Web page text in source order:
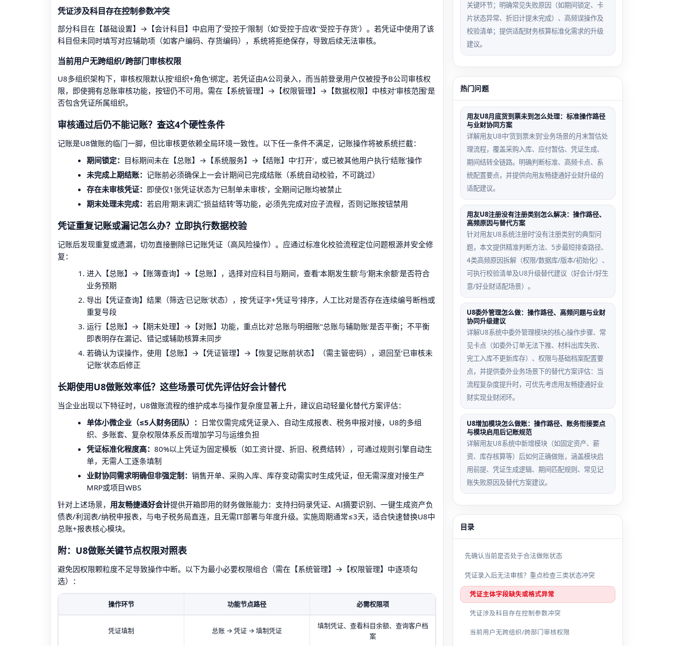
凭证涉及科目存在控制参数冲突
部分科目在【基础设置】→【会计科目】中启用了‘受控于’限制（如‘受控于应收’‘受控于存货’）。若凭证中使用了该
科目但未同时填写对应辅助项（如客户编码、存货编码），系统将拒绝保存，导致后续无法审核。
当前用户无跨组织/跨部门审核权限
U8多组织架构下，审核权限默认按‘组织+角色’绑定。若凭证由A公司录入，而当前登录用户仅被授予B公司审核权
限，即使拥有总账审核功能，按钮仍不可用。需在【系统管理】→【权限管理】→【数据权限】中核对‘审核范围’是
否包含凭证所属组织。
审核通过后仍不能记账？查这4个硬性条件
记账是U8做账的临门一脚，但比审核更依赖全局环境一致性。以下任一条件不满足，记账操作将被系统拦截：
期间锁定： 目标期间未在【总账】→【系统服务】→【结账】中‘打开’，或已被其他用户执行‘结账’操作
未完成上期结账： 记账前必须确保上一会计期间已完成结账（系统自动校验，不可跳过）
存在未审核凭证： 即使仅1张凭证状态为‘已制单未审核’，全期间记账均被禁止
期末处理未完成： 若启用‘期末调汇’‘损益结转’等功能，必须先完成对应子流程，否则记账按钮禁用
凭证重复记账或漏记怎么办？立即执行数据校验
记账后发现重复或遗漏，切勿直接删除已记账凭证（高风险操作）。应通过标准化校验流程定位问题根源并安全修
复：
进入【总账】→【账簿查询】→【总账】，选择对应科目与期间，查看‘本期发生额’与‘期末余额’是否符合
业务预期
导出【凭证查询】结果（筛选‘已记账’状态），按‘凭证字+凭证号’排序，人工比对是否存在连续编号断档或
重复号段
运行【总账】→【期末处理】→【对账】功能，重点比对‘总账与明细账’‘总账与辅助账’是否平衡；不平衡
即表明存在漏记、错记或辅助核算未同步
若确认为误操作，使用【总账】→【凭证管理】→【恢复记账前状态】（需主管密码），退回至‘已审核未
记账’状态后修正
长期使用U8做账效率低？这些场景可优先评估好会计替代
当企业出现以下特征时，U8做账流程的维护成本与操作复杂度显著上升，建议启动轻量化替代方案评估：
单体小微企业（≤5人财务团队）： 日常仅需完成凭证录入、自动生成报表、税务申报对接，U8的多组
织、多账套、复杂权限体系反而增加学习与运维负担
凭证标准化程度高： 80%以上凭证为固定模板（如工资计提、折旧、税费结转），可通过规则引擎自动生
单，无需人工逐条填制
业财协同需求明确但非强定制： 销售开单、采购入库、库存变动需实时生成凭证，但无需深度对接生产
MRP或项目WBS
针对上述场景， 用友畅捷通好会计提供开箱即用的财务做账能力：支持扫码录凭证、AI摘要识别、一键生成资产负
债表/利润表/纳税申报表，与电子税务局直连，且无需IT部署与年度升级。实施周期通常≤3天，适合快速替换U8中
总账+报表核心模块。
附：U8做账关键节点权限对照表
避免因权限颗粒度不足导致操作中断。以下为最小必要权限组合（需在【系统管理】→【权限管理】中逐项勾
选）：
操作环节 功能节点路径 必需权限项
凭证填制 总账 → 凭证 → 填制凭证
填制凭证、查看科目余额、查询客户档
案
关键环节；明确常见失败原因（如期间锁定、卡
片状态异常、折旧计提未完成）、高频误操作及
校验清单；提供适配财务核算标准化需求的升级
建议。
热门问题
用友U8月底货到票未到怎么处理：标准操作路径
与业财协同方案
详解用友U8中‘货到票未到’业务场景的月末暂估处
理流程，覆盖采购入库、应付暂估、凭证生成、
期间结转全链路。明确判断标准、高频卡点、系
统配置要点，并提供向用友畅捷通好业财升级的
适配建议。
用友U8注册没有注册类别怎么解决：操作路径、
高频原因与替代方案
针对用友U8系统注册时‘没有注册类别’的典型问
题，本文提供精准判断方法、5步最短排查路径、
4类高频原因拆解（权限/数据库/版本/初始化）、
可执行校验清单及U8升级替代建议（好会计/好生
意/好业财适配场景）。
U8委外管理怎么做：操作路径、高频问题与业财
协同升级建议
详解U8系统中委外管理模块的核心操作步骤、常
见卡点（如委外订单无法下推、材料出库失败、
完工入库不更新库存）、权限与基础档案配置要
点，并提供委外业务场景下的替代方案评估：当
流程复杂度提升时，可优先考虑用友畅捷通好业
财实现业财闭环。
U8增加模块怎么做账：操作路径、账务衔接要点
与模块启用后记账规范
详解用友U8系统中新增模块（如固定资产、薪
资、库存核算等）后如何正确做账，涵盖模块启
用前提、凭证生成逻辑、期间匹配规则、常见记
账失败原因及替代方案建议。
目录
先确认当前是否处于合法做账状态
凭证录入后无法审核？重点检查三类状态冲突
凭证主体字段缺失或格式异常
凭证涉及科目存在控制参数冲突
当前用户无跨组织/跨部门审核权限